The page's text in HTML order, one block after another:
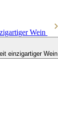
Wein
einzigartiger Wein